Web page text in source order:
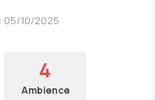
05/10/2025
4
Ambience